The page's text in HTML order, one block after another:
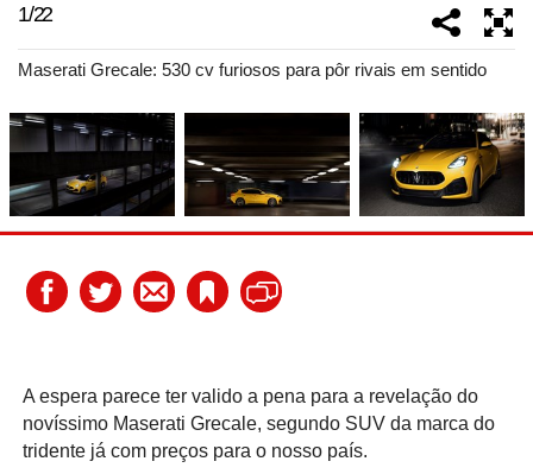
1/22
Maserati Grecale: 530 cv furiosos para pôr rivais em sentido
A espera parece ter valido a pena para a revelação do
novíssimo Maserati Grecale, segundo SUV da marca do
tridente já com preços para o nosso país.